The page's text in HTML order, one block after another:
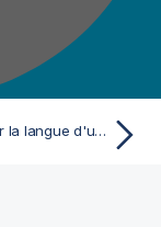
Mettre à jour la langue d'un utilisateur ou d'une utilisatrice MDM et ses rôles personnalisés assignés